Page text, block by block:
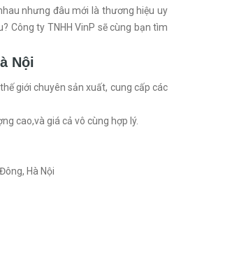
nhưng đâu mới là thương hiệu uy
Công ty TNHH VinP sẽ cùng bạn tìm
Nội
giới chuyên sản xuất, cung cấp các
cao,và giá cả vô cùng hợp lý.
Hà Nội